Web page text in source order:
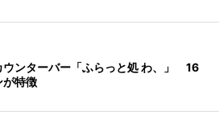
ウンターバー「ふらっと処 わ、」 16
が特徴